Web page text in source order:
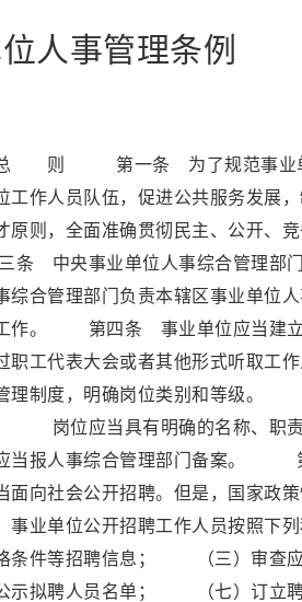
人事管理条例
则 第一条 为了规范事业单位的
工作人员队伍，促进公共服务发
原则，全面准确贯彻民主、公开
中央事业单位人事综合管理部
综合管理部门负责本辖区事业单
作。 第四条 事业单位应当建
过职工代表大会或者其他形式
理制度，明确岗位类别和等级。
岗位应当具有明确的名称、职
应当报人事综合管理部门备案
面向社会公开招聘。但是，国家政
单位公开招聘工作人员按照下
条件等招聘信息； （三）审
拟聘人员名单； （七）订立聘